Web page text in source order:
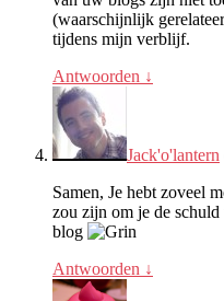
(waarschijnlijk
tijdens mijn verblijf.
Antwoorden ↓
Jack'o'lantern
Samen, Je hebt zoveel
zou zijn om je de schuld
blog
Antwoorden ↓